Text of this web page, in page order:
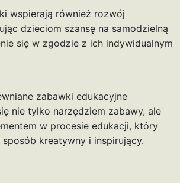
wspierają również rozwój
dzieciom szansę na samodzielną
się w zgodzie z ich indywidualnym
zabawki edukacyjne
nie tylko narzędziem zabawy, ale
w procesie edukacji, który
kreatywny i inspirujący.